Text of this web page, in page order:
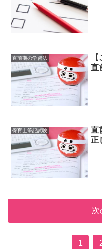
直前期の学習法
直
保育士筆記試験
直
正
次
1